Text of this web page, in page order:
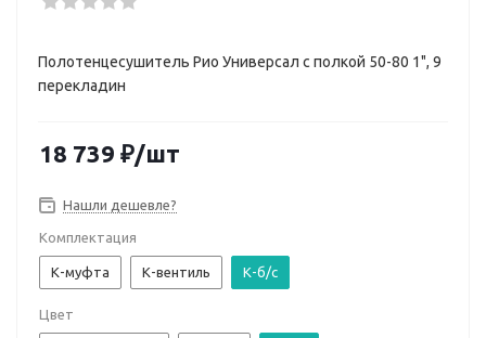
Полотенцесушитель Рио Универсал с полкой 50-80 1", 9
перекладин
18 739 ₽/шт
Нашли дешевле?
Комплектация
К-муфта К-вентиль К-б/с
Цвет